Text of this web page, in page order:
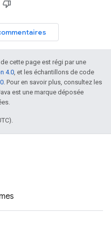
cette page est régi par une
4.0, et les échantillons de code
. Pour en savoir plus, consultez les
est une marque déposée